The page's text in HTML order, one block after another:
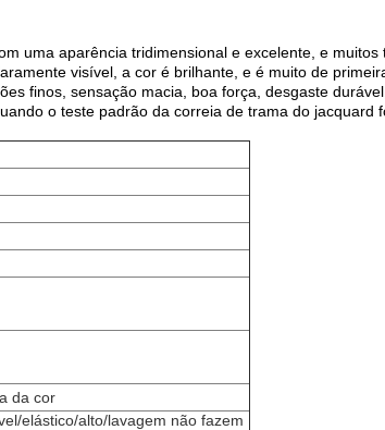
uma aparência tridimensional e excelente, e
visível, a cor é brilhante, e é muito de
finos, sensação macia, boa força, desgaste
o teste padrão da correia de trama do jacquard
da cor
elástico/alto/lavagem não fazem